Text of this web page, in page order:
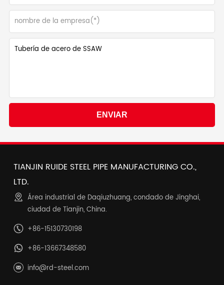
TIANJIN RUIDE STEEL PIPE MANUFACTURING CO.,
LTD.
Área industrial de Daqiuzhuang, condado de Jinghai,
ciudad de Tianjin, China.
+86-15130730198
+86-13667348580
info@rd-steel.com